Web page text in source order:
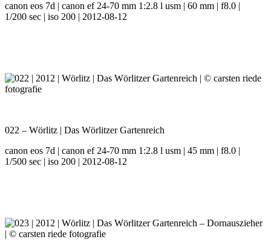
canon eos 7d | canon ef 24-70 mm 1:2.8 l usm | 60 mm | f8.0 |
1/200 sec | iso 200 | 2012-08-12
022 – Wörlitz | Das Wörlitzer Gartenreich
canon eos 7d | canon ef 24-70 mm 1:2.8 l usm | 45 mm | f8.0 |
1/500 sec | iso 200 | 2012-08-12